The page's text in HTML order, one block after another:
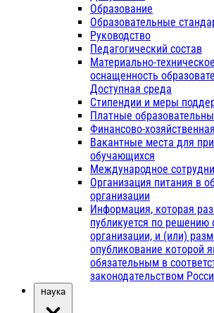
Образование
Образовательные
Руководство
Педагогический состав
Материально-
оснащенность
Доступная среда
Стипендии и меры
Платные
Финансово-
Вакантные места для
обучающихся
Международное
Организация питания в
организации
Информация, которая
публикуется по решению
организации, и (или)
опубликование которой
обязательным в
законодательством
Наука